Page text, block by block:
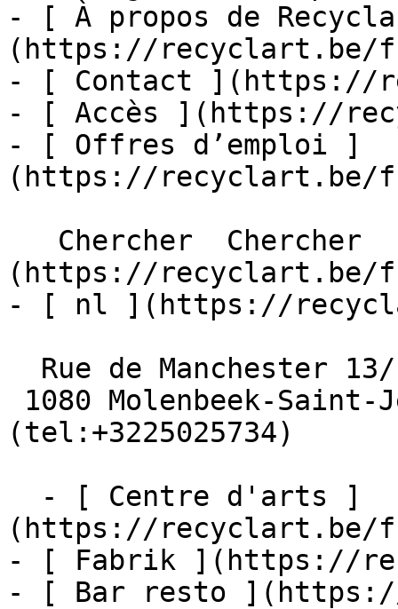
- [ À propos de
(https://recyclart.be/
- [ Contact ](https://
- [ Accès ](https://
- [ Offres d’emploi ]
(https://recyclart.be/
(https://recyclart.be/
- [ nl ](https://
(tel:+3225025734)
(https://recyclart.be/
- [ Fabrik ](https://
- [ Bar resto